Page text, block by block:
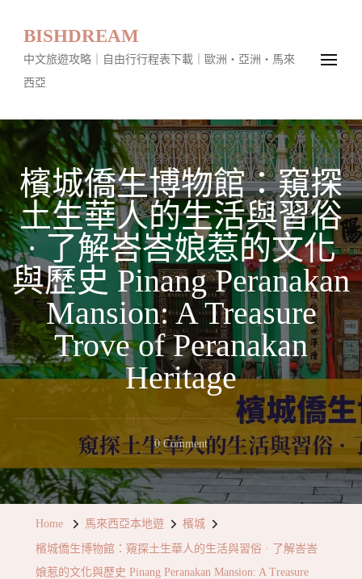
BISHDREAM
中文旅遊攻略｜自由行行程表下載｜歐洲・亞洲・馬來
西亞
檳城僑生博物館：窺探
土生華人的生活與習俗
· 了解峇峇娘惹的文化
與歷史 Pinang Peranakan
Mansion: A Treasure
Trove of Peranakan
Heritage
0 CommentOn
檳
Home 馬來西亞本地遊 檳城
檳城僑生博物館：窺探土生華人的生活與習俗 · 了解峇峇
娘惹的文化與歷史 Pinang Peranakan Mansion: A Treasure